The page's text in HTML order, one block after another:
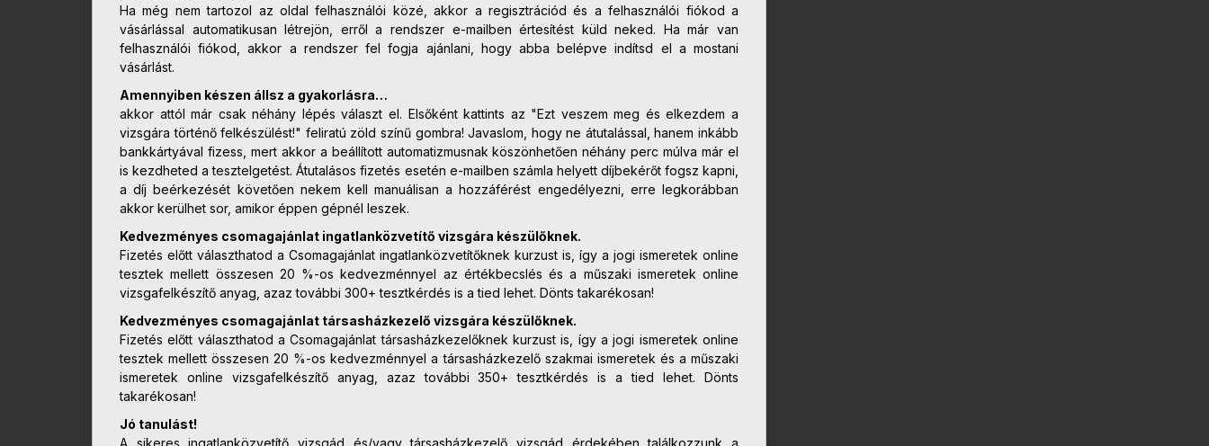
Ha még nem tartozol az oldal felhasználói közé, akkor a regisztrációd és a felhasználói fiókod a
vásárlással automatikusan létrejön, erről a rendszer e-mailben értesítést küld neked. Ha már van
felhasználói fiókod, akkor a rendszer fel fogja ajánlani, hogy abba belépve indítsd el a mostani
vásárlást.
Amennyiben készen állsz a gyakorlásra…
akkor attól már csak néhány lépés választ el. Elsőként kattints az "Ezt veszem meg és elkezdem a
vizsgára történő felkészülést!" feliratú zöld színű gombra! Javaslom, hogy ne átutalással, hanem inkább
bankkártyával fizess, mert akkor a beállított automatizmusnak köszönhetően néhány perc múlva már el
is kezdheted a tesztelgetést. Átutalásos fizetés esetén e-mailben számla helyett díjbekérőt fogsz kapni,
a díj beérkezését követően nekem kell manuálisan a hozzáférést engedélyezni, erre legkorábban
akkor kerülhet sor, amikor éppen gépnél leszek.
Kedvezményes csomagajánlat ingatlanközvetítő vizsgára készülőknek.
Fizetés előtt választhatod a Csomagajánlat ingatlanközvetítőknek kurzust is, így a jogi ismeretek online
tesztek mellett összesen 20 %-os kedvezménnyel az értékbecslés és a műszaki ismeretek online
vizsgafelkészítő anyag, azaz további 300+ tesztkérdés is a tied lehet. Dönts takarékosan!
Kedvezményes csomagajánlat társasházkezelő vizsgára készülőknek.
Fizetés előtt választhatod a Csomagajánlat társasházkezelőknek kurzust is, így a jogi ismeretek online
tesztek mellett összesen 20 %-os kedvezménnyel a társasházkezelő szakmai ismeretek és a műszaki
ismeretek online vizsgafelkészítő anyag, azaz további 350+ tesztkérdés is a tied lehet. Dönts
takarékosan!
Jó tanulást!
A sikeres ingatlanközvetítő vizsgád és/vagy társasházkezelő vizsgád érdekében találkozzunk a